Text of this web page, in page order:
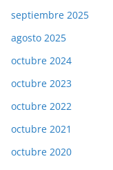
septiembre 2025
agosto 2025
octubre 2024
octubre 2023
octubre 2022
octubre 2021
octubre 2020